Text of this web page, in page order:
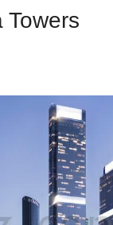
Towers